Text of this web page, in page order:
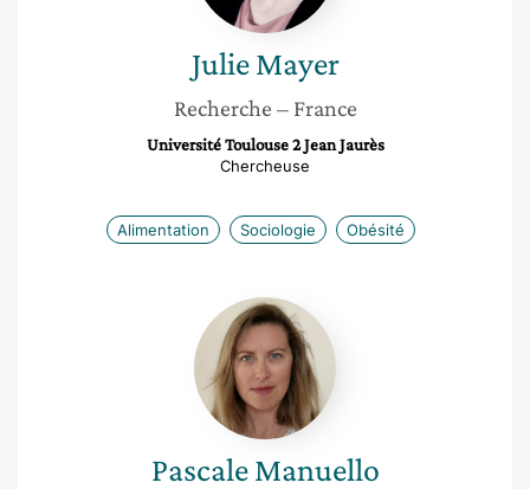
Julie Mayer
Recherche – France
Université Toulouse 2 Jean Jaurès
Chercheuse
Alimentation Sociologie Obésité
Pascale
Manuello
Pascale Manuello